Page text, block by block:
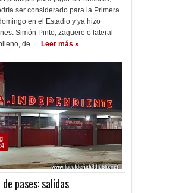
ser considerado para la Primera.
en el Estadio y ya hizo
Simón Pinto, zaguero o lateral
de … Leer más »
pases: salidas